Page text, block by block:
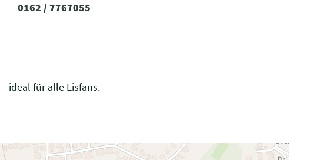
0162 / 7767055
ideal für alle Eisfans.